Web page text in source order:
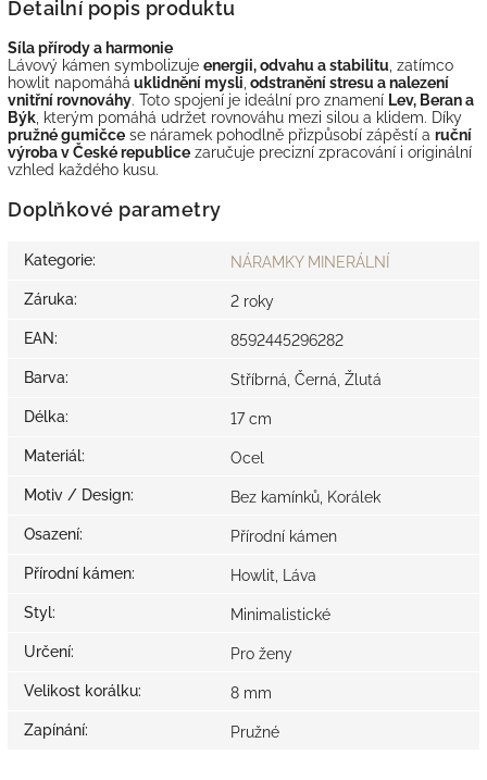
Detailní popis produktu
Síla přírody a harmonie
Lávový kámen symbolizuje energii, odvahu a stabilitu , zatímco
howlit napomáhá uklidnění mysli odstranění stresu a nalezení
vnitřní rovnováhy. Toto spojení je ideální pro znamení Lev, Beran a
Býk , kterým pomáhá udržet rovnováhu mezi silou a klidem. Díky
pružné gumičce se náramek pohodlně přizpůsobí zápěstí a ruční
výroba v České republice zaručuje precizní zpracování i originální
vzhled každého kusu.
Doplňkové parametry
Kategorie: NÁRAMKY MINERÁLNÍ
Záruka: 2 roky
EAN: 8592445296282
Barva: Stříbrná, Černá, Žlutá
Délka: 17 cm
Materiál: Ocel
Motiv / Design: Bez kamínků, Korálek
Osazení: Přírodní kámen
Přírodní kámen: Howlit, Láva
Styl: Minimalistické
Určení: Pro ženy
Velikost korálku: 8 mm
Zapínání: Pružné